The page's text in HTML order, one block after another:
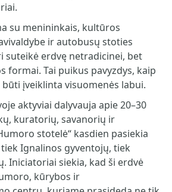
su menininkais, kultūros
ir autobusų stoties
suteikė erdvę netradicinei, bet
formai. Tai puikus pavyzdys, kaip
įveiklinta visuomenės labui.
aktyviai dalyvauja apie 20–30
kuratorių, savanorių ir
stotelė“ kasdien pasiekia
Ignalinos gyventojų, tiek
Iniciatoriai siekia, kad ši erdvė
kūrybos ir